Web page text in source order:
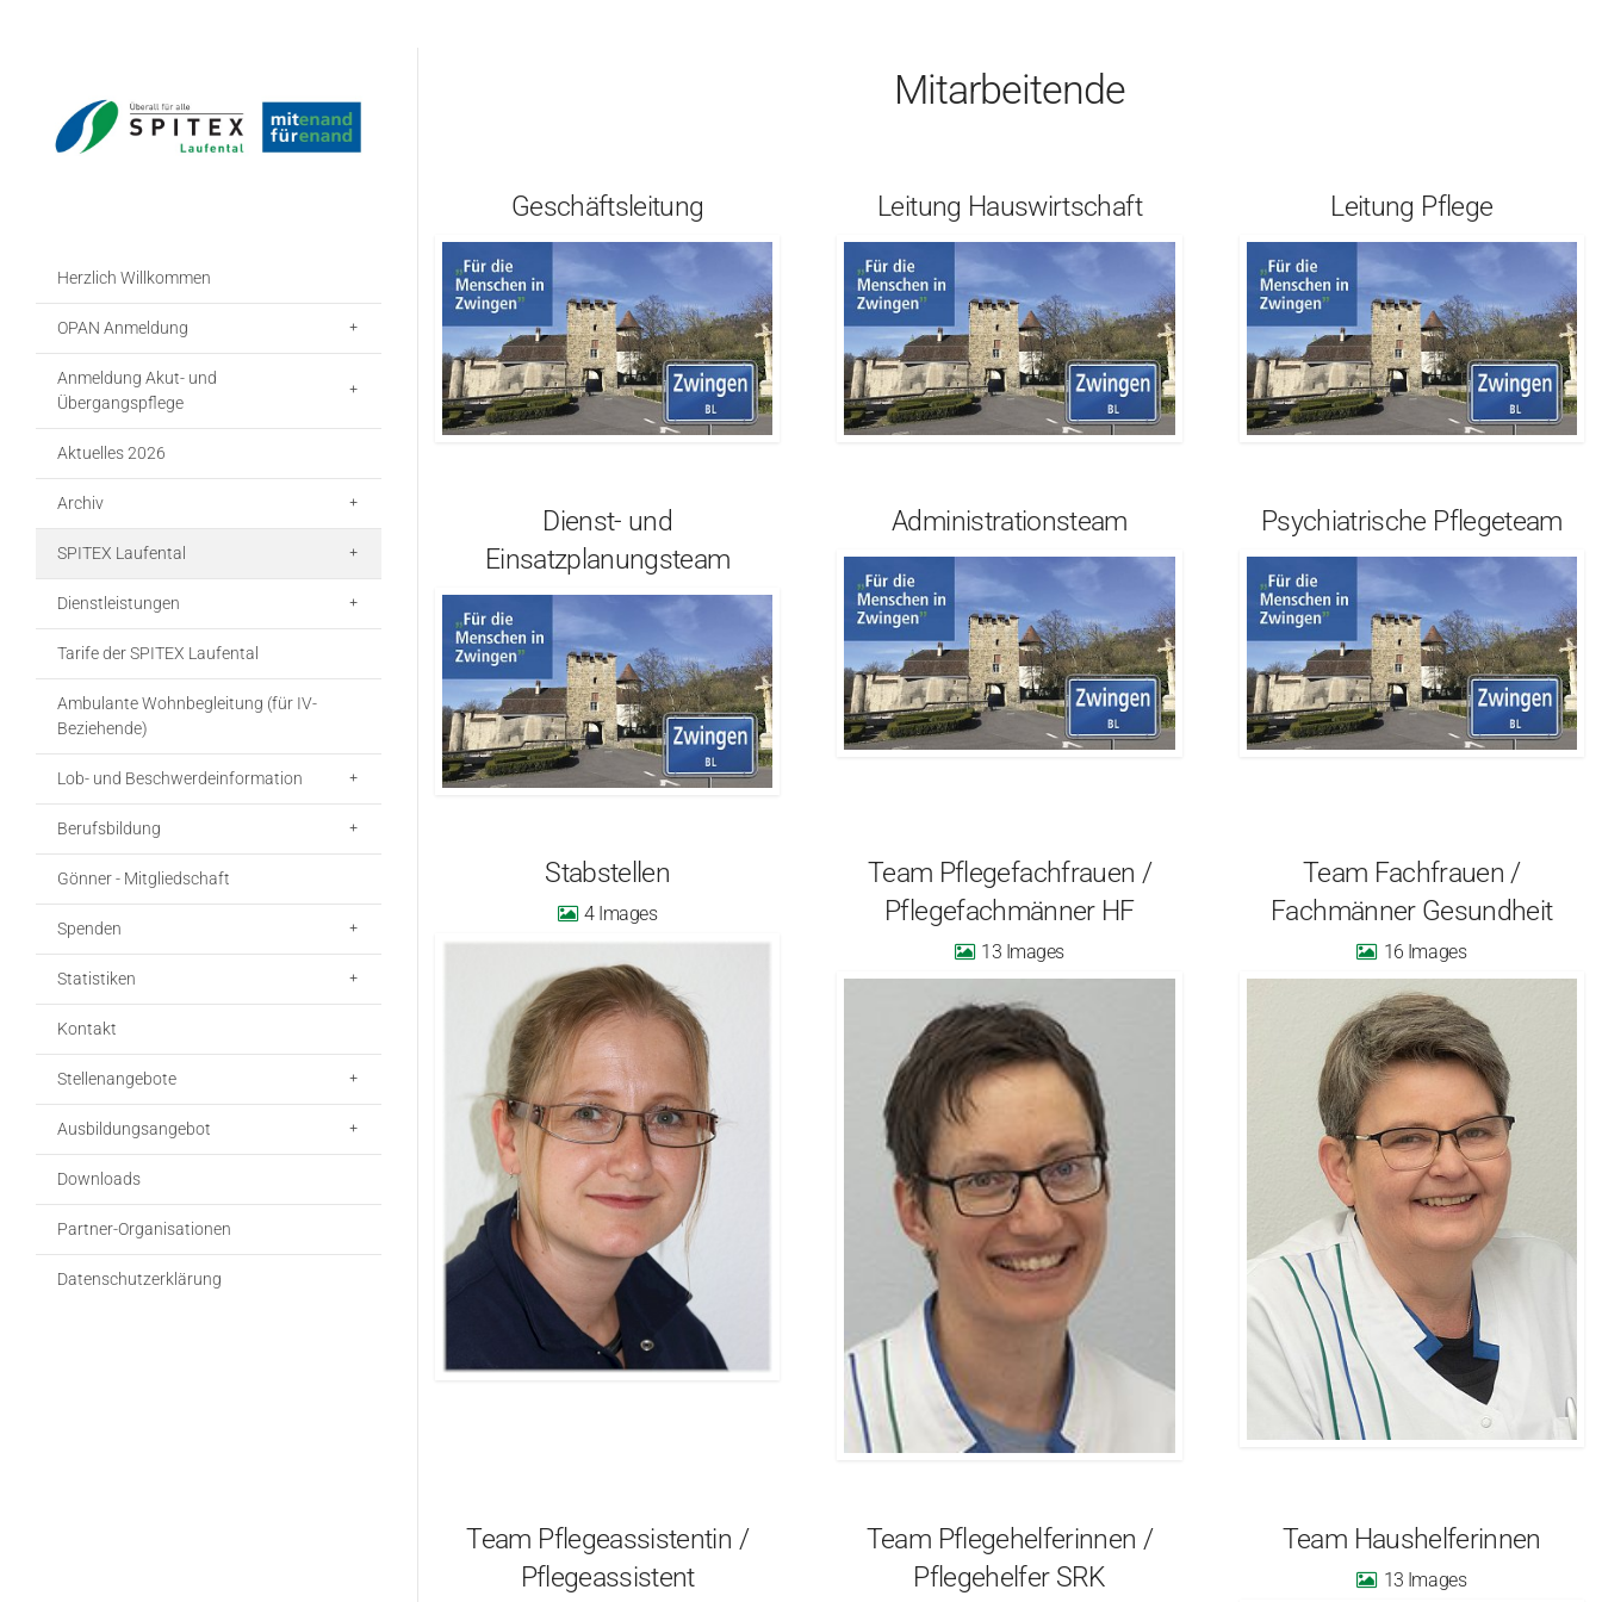
Herzlich Willkommen
OPAN Anmeldung
Anmeldung Akut- und
Übergangspflege
Aktuelles 2026
Archiv
SPITEX Laufental
Dienstleistungen
Tarife der SPITEX Laufental
Ambulante Wohnbegleitung (für IV-
Beziehende)
Lob- und Beschwerdeinformation
Berufsbildung
Gönner - Mitgliedschaft
Spenden
Statistiken
Kontakt
Stellenangebote
Ausbildungsangebot
Downloads
Partner-Organisationen
Datenschutzerklärung
Mitarbeitende
Geschäftsleitung Leitung Hauswirtschaft Leitung Pflege
Dienst- und
Einsatzplanungsteam
Administrationsteam Psychiatrische Pflegeteam
Stabstellen
4
Team Pflegefachfrauen /
Pflegefachmänner HF
13
Team Fachfrauen /
Fachmänner Gesundheit
16
Team Pflegeassistentin /
Pflegeassistent
Team Pflegehelferinnen /
Pflegehelfer SRK
Team Haushelferinnen
13